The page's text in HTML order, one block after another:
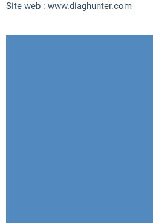
Site web : www.diaghunter.com